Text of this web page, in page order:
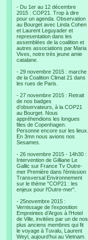
- Du 1er au 12 décembre
2015 : COP21. Trop à dire
pour un agenda. Observation
au Bourget avec Linda Cohen
et Laurent Leguyader et
representation dans les
assemblées de la coalition et
autres associations par Maria
Vives, notre très jeune amie
catalane.
- 29 novembre 2015 : marche
de la Coalition Climat 21 dans
les rues de Paris.
- 27 novembre 2015 : Retrait
de nos badges
d’observateurs, à la COP21
au Bourget. Nous
appréhendions les longues
files de Copenhagen.
Personne encore sur les lieux.
En 3mn nous avions nos
Sesames.
- 26 novembre 2015 - 14h30 :
Intervention de Gilliane Le
Gallic sur France Tv Outre-
mer Première dans l'émission
Transversal Environnement
sur le thème "COP21 : les
enjeux pour l'Outre-mer".
- 25novembre 2015 :
Vernissage de l’exposition
Empreintes d’Argos à l’Hotel
de Ville, invitées par un de nos
plus anciens membres qui fit
le voyage à Tuvalu, Laurent
Weyl, aujourd’hui au Vietnam.